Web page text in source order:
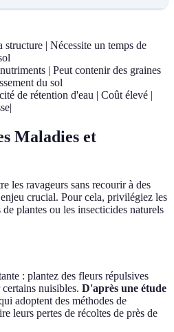
| Nécessite un temps de
| Peut contenir des graines
du sol
de rétention d'eau | Coût élevé |
Maladies et
les ravageurs sans recourir à des
crucial. Pour cela, privilégiez les
plantes ou les insecticides naturels
: plantez des fleurs répulsives
nuisibles. D'après une étude
adoptent des méthodes de
leurs pertes de récoltes de près de